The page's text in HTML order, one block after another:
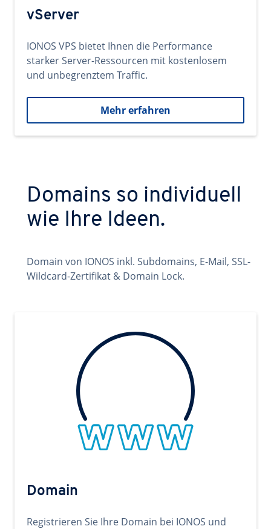
vServer
IONOS VPS bietet Ihnen die Performance
starker Server-Ressourcen mit kostenlosem
und unbegrenztem Traffic.
Mehr erfahren
Domains so individuell
wie Ihre Ideen.
Domain von IONOS inkl. Subdomains, E-Mail, SSL-
Wildcard-Zertifikat & Domain Lock.
Domain
Registrieren Sie Ihre Domain bei IONOS und